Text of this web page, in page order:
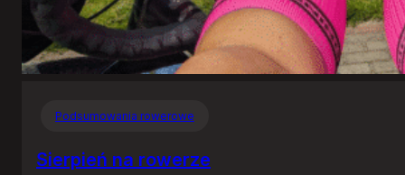
Podsumowania rowerowe
Sierpień na rowerze